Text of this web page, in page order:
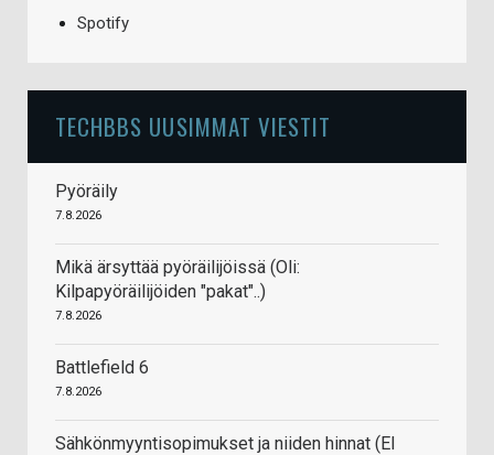
Spotify
TECHBBS UUSIMMAT VIESTIT
Pyöräily
7.8.2026
Mikä ärsyttää pyöräilijöissä (Oli:
Kilpapyöräilijöiden "pakat"..)
7.8.2026
Battlefield 6
7.8.2026
Sähkönmyyntisopimukset ja niiden hinnat (EI